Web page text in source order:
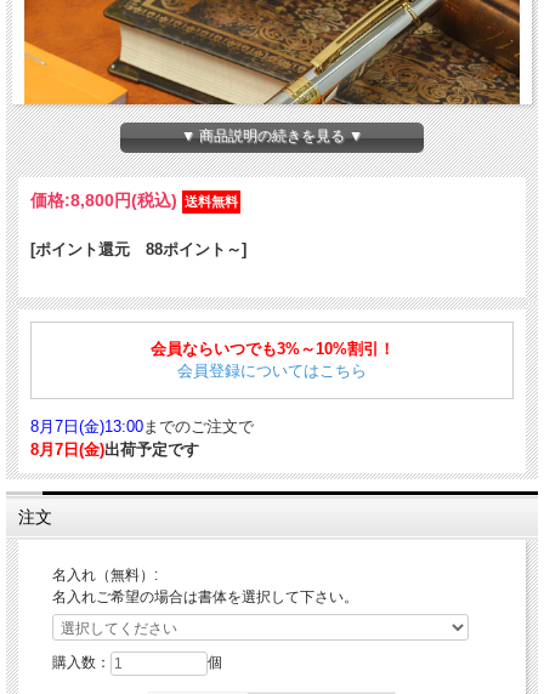
シェーファーの飽きのこない洗練されたデザインのギフトコレクション。存在感が
ップに「ホワイトドット」がアクセントを加え上品なスタイルです。
仕様：ツイスト式
ボディ：クロームプレート
M｜ボールペン替芯 Kタイプ 選べる 3本セット ブラック 細字F 中字M
▼ 商品説明の続きを見る ▼
価格:8,800円(税込)
[ポイント還元 88ポイント～]
会員ならいつでも3%～10%割引！
会員登録についてはこちら
8月7日(金)13:00 までのご注文で
8月7日(金)出荷予定です
注文
名入れ（無料）:
名入れご希望の場合は書体を選択して下さい。
購入数： 個